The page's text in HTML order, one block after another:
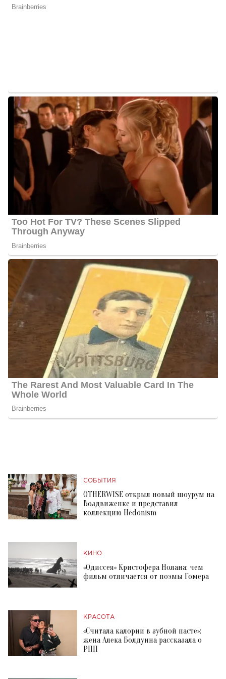
СОБЫТИЯ
OTHERWISE открыл новый шоурум на
Воздвиженке и представил
коллекцию Hedonism
КИНО
«Одиссея» Кристофера Нолана: чем
фильм отличается от поэмы Гомера
КРАСОТА
«Считала калории в зубной пасте»:
жена Алека Болдуина рассказала о
РПП